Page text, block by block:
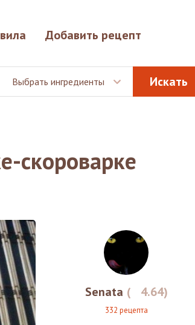
Добавить рецепт
Выбрать ингредиенты
скороварке
Senata ( 4.64)
332 рецепта